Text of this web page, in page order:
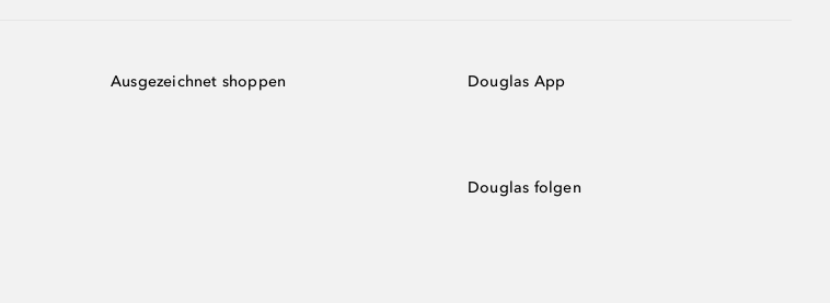
Ausgezeichnet shoppen Douglas App
Douglas folgen